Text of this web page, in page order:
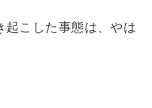
起こした事態は、やは